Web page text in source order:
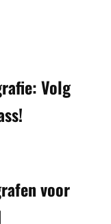
Volg
voor